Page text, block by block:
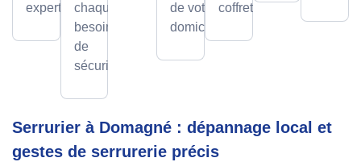
expert
chaque
besoin
de
sécurité.
de votre
domicile.
coffretier
Serrurier à Domagné : dépannage local et
gestes de serrurerie précis